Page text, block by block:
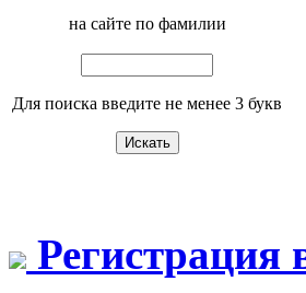
на сайте по фамилии
Для поиска введите не менее 3 букв
Регистрация